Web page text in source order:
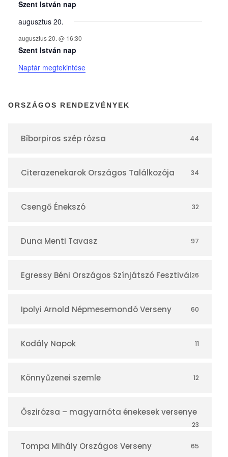
y
e
k
n
a
á
r
Szent István nap
augusztus 20.
augusztus 20. @ 16:30
Szent István nap
Naptár megtekintése
ORSZÁGOS RENDEZVÉNYEK
Bíborpiros szép rózsa 44
Citerazenekarok Országos Találkozója 34
Csengő Énekszó 32
Duna Menti Tavasz 97
Egressy Béni Országos Színjátszó Fesztivál26
Ipolyi Arnold Népmesemondó Verseny 60
Kodály Napok 11
Könnyűzenei szemle 12
Őszirózsa – magyarnóta énekesek versenye
23
Tompa Mihály Országos Verseny 65